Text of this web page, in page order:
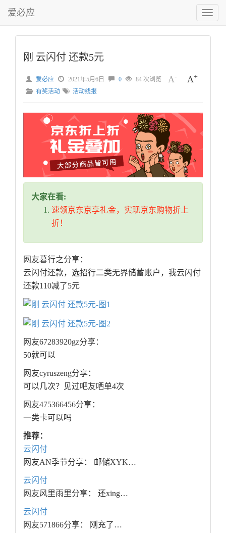
切
换
菜
爱必应
刚 云闪付 还款5元
A- A+
爱必应 2021年5月6日 0
84 次浏览
有奖活动
活动线报
大家在看:
速领京东京享礼金，实现京东购物折上
折！
网友暮行之分享：
云闪付还款，选招行二类无界储蓄账户，我云闪付
还款110减了5元
网友67283920gz分享：
50就可以
网友cyruszeng分享：
可以几次？见过吧友哂单4次
网友475366456分享：
一类卡可以吗
推荐：
云闪付
网友AN季节分享： 邮储XYK…
云闪付
网友风里雨里分享： 还xing…
云闪付
网友571866分享： 刚充了…